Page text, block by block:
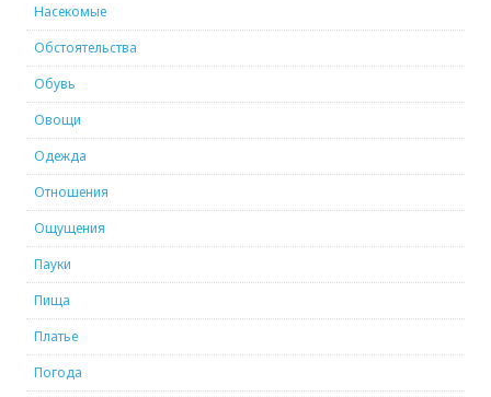
Насекомые
Обстоятельства
Обувь
Овощи
Одежда
Отношения
Ощущения
Пауки
Пища
Платье
Погода